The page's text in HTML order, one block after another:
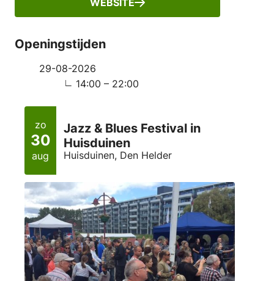
Openingstijden
29-08-2026
14:00 – 22:00
zo
30
aug
Jazz & Blues Festival in
Huisduinen
Huisduinen, Den Helder